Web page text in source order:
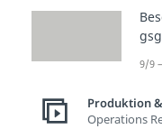
9/9
Produktion
Operations